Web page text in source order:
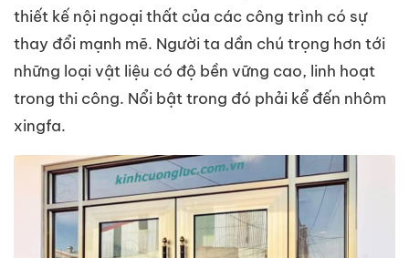
thiết kế nội ngoại thất của các công trình có sự
thay đổi mạnh mẽ. Người ta dần chú trọng hơn tới
những loại vật liệu có độ bền vững cao, linh hoạt
trong thi công. Nổi bật trong đó phải kể đến nhôm
xingfa.